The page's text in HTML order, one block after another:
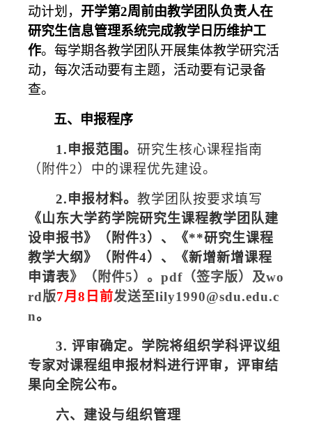
动计划， 开学第2周前由教学团队负责人在
研究生信息管理系统完成教学日历维护工
作。每学期各教学团队开展集体教学研究活
动，每次活动要有主题，活动要有记录备
查。
五、申报程序
1.申报范围。 研究生核心课程指南
（附件2）中的课程优先建设。
2.申报材料。 教学团队按要求填写
《山东大学药学院研究生课程教学团队建
设申报书》（附件3）、《**研究生课程
教学大纲》（附件4）、《新增新增课程
申请表》（附件5） 。 pdf （签字版）及wo
rd版7月 8 日前发送至lily1990@sdu.edu.c
n。
3. 评审确定。学院将组织学科评议组
专家对课程组申报材料进行评审，评审结
果向全院公布。
六、建设与组织管理